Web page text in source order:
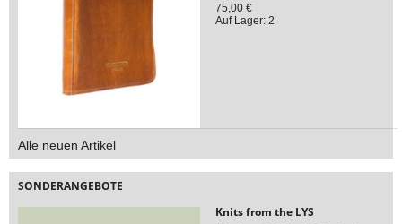
75,00 €
Auf Lager: 2
Alle neuen Artikel
SONDERANGEBOTE
Knits from the LYS